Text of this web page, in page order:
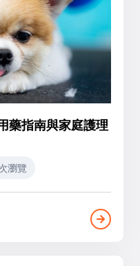
藥指南與家庭護理
瀏覽